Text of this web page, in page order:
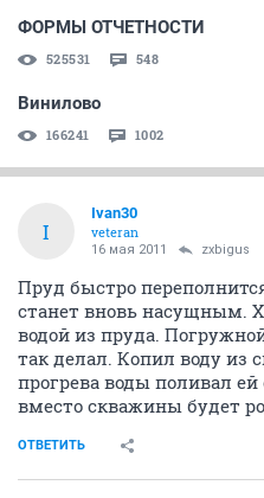
ФОРМЫ ОТЧЕТНОСТИ
525531 548
Винилово
166241 1002
I
Ivan30
veteran
16 мая 2011 zxbigus
Пруд быстро
станет вновь насущным.
водой из пруда.
так делал. Копил воду из
прогрева воды поливал
вместо скважины будет
ОТВЕТИТЬ